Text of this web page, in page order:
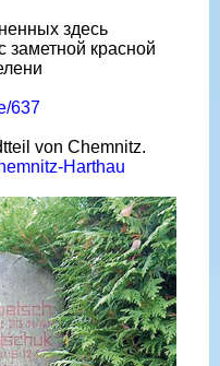
здесь
заметной красной
637
von Chemnitz.
Harthau